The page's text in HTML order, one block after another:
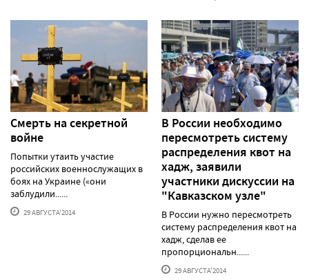
Смерть на секретной
войне
Попытки утаить участие
российских военнослужащих в
боях на Украине («они
заблудили......
29 АВГУСТА'2014
В России необходимо
пересмотреть систему
распределения квот на
хадж, заявили
участники дискуссии на
"Кавказском узле"
В России нужно пересмотреть
систему распределения квот на
хадж, сделав ее
пропорциональн......
29 АВГУСТА'2014